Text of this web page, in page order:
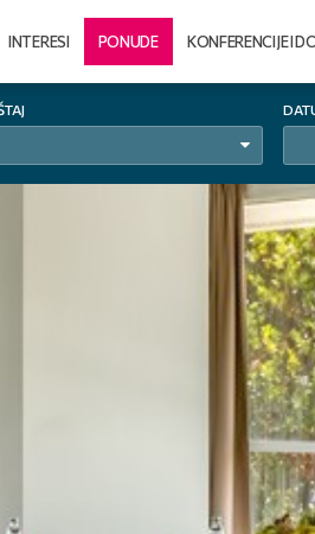
INTERESI PONUDE KONFERENCIJE I